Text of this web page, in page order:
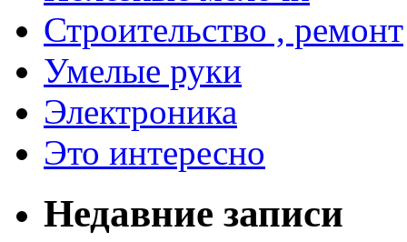
Строительство , ремонт
Умелые руки
Электроника
Это интересно
Недавние записи